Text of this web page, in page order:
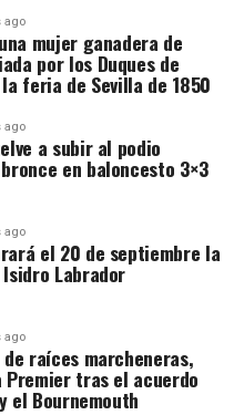
por Fernando el
de León desempeñó
del ejército. La
determinación cuando
Frente a quienes
el marqués habría
incluso se habría
con sus propios
terminó
más preciso
de los principales
no el
de comida
hubo un colegio
en seis
diariamente al
un comedor
en el que daba
80 niños más
ago
mujer ganadera de
por los Duques de
feria de Sevilla de 1850
ago
a subir al podio
en baloncesto 3×3
ago
el 20 de septiembre la
Labrador
ago
de raíces marcheneras,
Premier tras el acuerdo
el Bournemouth